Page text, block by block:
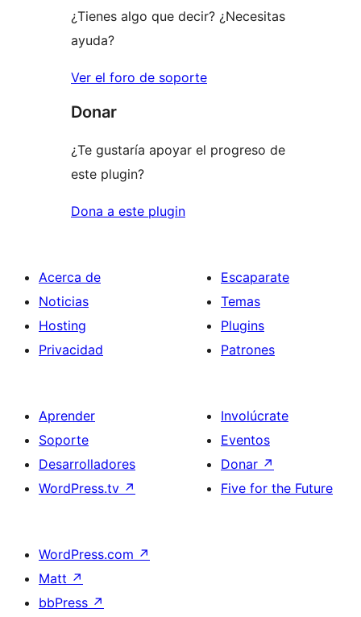
¿Tienes algo que decir? ¿Necesitas
ayuda?
Ver el foro de soporte
Donar
¿Te gustaría apoyar el progreso de
este plugin?
Dona a este plugin
Acerca de
Noticias
Hosting
Privacidad
Escaparate
Temas
Plugins
Patrones
Aprender
Soporte
Desarrolladores
WordPress.tv ↗
Involúcrate
Eventos
Donar ↗
Five for the Future
WordPress.com ↗
Matt ↗
bbPress ↗